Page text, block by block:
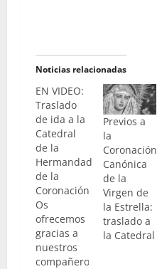
Noticias relacionadas
EN VIDEO:
Traslado
de ida a la
Catedral
de la
Hermandad
de la
Coronación
Os
ofrecemos
gracias a
nuestros
compañeros
Previos a
la
Coronación
Canónica
de la
Virgen de
la Estrella:
traslado a
la Catedral